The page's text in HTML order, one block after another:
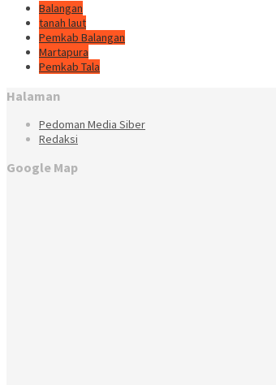
Balangan
tanah laut
Pemkab Balangan
Martapura
Pemkab Tala
Halaman
Pedoman Media Siber
Redaksi
Google Map